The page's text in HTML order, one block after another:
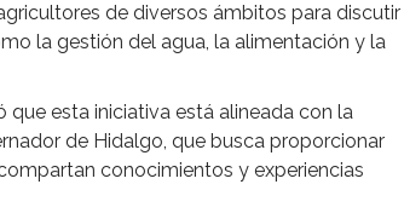
de diversos ámbitos para discutir
la gestión del agua, la alimentación y la
que esta iniciativa está alineada con la
de Hidalgo, que busca proporcionar
conocimientos y experiencias